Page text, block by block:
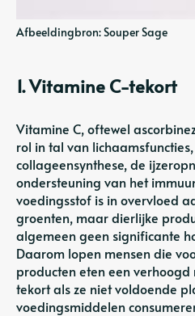
Afbeeldingbron: Souper Sage
1. Vitamine C-tekort
Vitamine C, oftewel
rol in tal van
collageensynthese, de
ondersteuning van het
voedingsstof is in overvloed
groenten, maar dierlijke
algemeen geen significante
Daarom lopen mensen die
producten eten een
tekort als ze niet voldoende
voedingsmiddelen